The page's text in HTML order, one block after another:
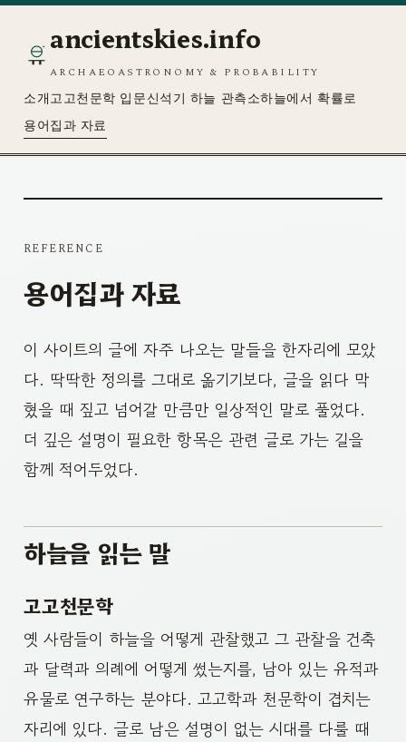
ancientskies.info
ARCHAEOASTRONOMY & PROBABILITY
소개고고천문학 입문신석기 하늘 관측소하늘에서 확률로
용어집과 자료
REFERENCE
용어집과 자료
이 사이트의 글에 자주 나오는 말들을 한자리에 모았
다. 딱딱한 정의를 그대로 옮기기보다, 글을 읽다 막
혔을 때 짚고 넘어갈 만큼만 일상적인 말로 풀었다.
더 깊은 설명이 필요한 항목은 관련 글로 가는 길을
함께 적어두었다.
하늘을 읽는 말
고고천문학
옛 사람들이 하늘을 어떻게 관찰했고 그 관찰을 건축
과 달력과 의례에 어떻게 썼는지를, 남아 있는 유적과
유물로 연구하는 분야다. 고고학과 천문학이 겹치는
자리에 있다. 글로 남은 설명이 없는 시대를 다룰 때